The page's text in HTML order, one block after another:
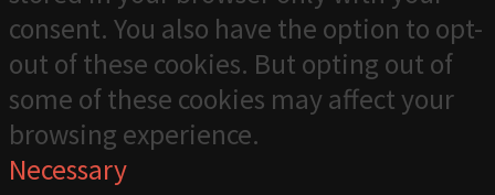
consent. You also have the option to opt-
out of these cookies. But opting out of
some of these cookies may affect your
browsing experience.
Necessary